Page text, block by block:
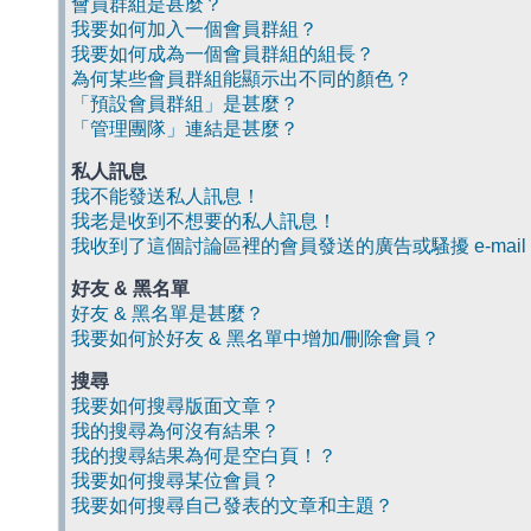
會員群組是甚麼？
我要如何加入一個會員群組？
我要如何成為一個會員群組的組長？
為何某些會員群組能顯示出不同的顏色？
「預設會員群組」是甚麼？
「管理團隊」連結是甚麼？
私人訊息
我不能發送私人訊息！
我老是收到不想要的私人訊息！
我收到了這個討論區裡的會員發送的廣告或騷擾 e-mail
好友 & 黑名單
好友 & 黑名單是甚麼？
我要如何於好友 & 黑名單中增加/刪除會員？
搜尋
我要如何搜尋版面文章？
我的搜尋為何沒有結果？
我的搜尋結果為何是空白頁！？
我要如何搜尋某位會員？
我要如何搜尋自己發表的文章和主題？